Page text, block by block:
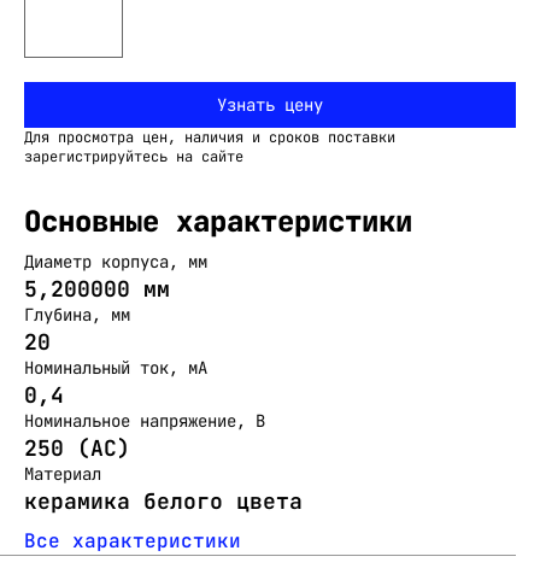
Узнать цену
Для просмотра цен, наличия и сроков поставки
зарегистрируйтесь на сайте
Основные характеристики
Диаметр корпуса, мм
5,200000 мм
Глубина, мм
20
Номинальный ток, мА
0,4
Номинальное напряжение, В
250 (АС)
Материал
керамика белого цвета
Все характеристики